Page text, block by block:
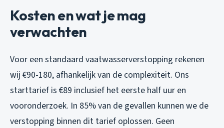
Kosten en wat je mag
verwachten
Voor een standaard vaatwasserverstopping rekenen
wij €90-180, afhankelijk van de complexiteit. Ons
starttarief is €89 inclusief het eerste half uur en
vooronderzoek. In 85% van de gevallen kunnen we de
verstopping binnen dit tarief oplossen. Geen